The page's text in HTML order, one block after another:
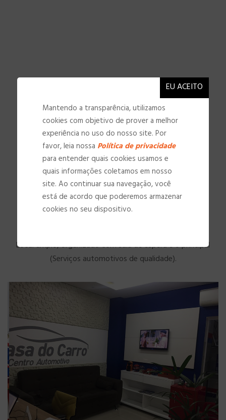
NOSSAS INSTALAÇÕES
Local amplo, organizado com sala de espera e o principal
(Serviços automotivos de qualidade).
Mantendo a transparência, utilizamos
cookies com objetivo de prover a melhor
experiência no uso do nosso site. Por
favor, leia nossa Política de privacidade
para entender quais cookies usamos e
quais informações coletamos em nosso
site. Ao continuar sua navegação, você
está de acordo que poderemos armazenar
cookies no seu dispositivo.